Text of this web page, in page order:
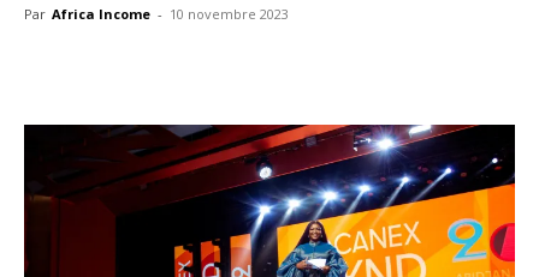
Par Africa Income - 10 novembre 2023